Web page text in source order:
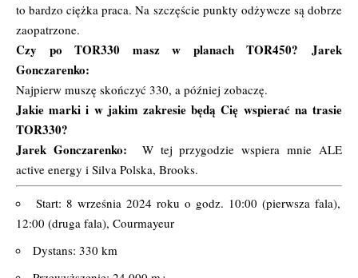
to bardzo ciężka praca. Na szczęście punkty odżywcze są dobrze
zaopatrzone.
Czy po TOR330 masz w planach TOR450? Jarek
Gonczarenko:
Najpierw muszę skończyć 330, a później zobaczę.
Jakie marki i w jakim zakresie będą Cię wspierać na trasie
TOR330?
Jarek Gonczarenko:
W tej przygodzie wspiera mnie ALE
active energy i Silva Polska, Brooks.
Start: 8 września 2024 roku o godz. 10:00 (pierwsza fala),
12:00 (druga fala), Courmayeur
Dystans: 330 km